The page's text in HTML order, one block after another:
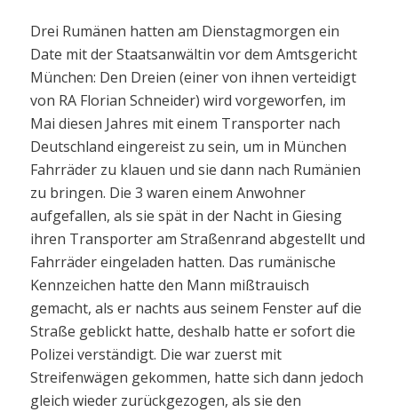
Drei Rumänen hatten am Dienstagmorgen ein
Date mit der Staatsanwältin vor dem Amtsgericht
München: Den Dreien (einer von ihnen verteidigt
von RA Florian Schneider) wird vorgeworfen, im
Mai diesen Jahres mit einem Transporter nach
Deutschland eingereist zu sein, um in München
Fahrräder zu klauen und sie dann nach Rumänien
zu bringen. Die 3 waren einem Anwohner
aufgefallen, als sie spät in der Nacht in Giesing
ihren Transporter am Straßenrand abgestellt und
Fahrräder eingeladen hatten. Das rumänische
Kennzeichen hatte den Mann mißtrauisch
gemacht, als er nachts aus seinem Fenster auf die
Straße geblickt hatte, deshalb hatte er sofort die
Polizei verständigt. Die war zuerst mit
Streifenwägen gekommen, hatte sich dann jedoch
gleich wieder zurückgezogen, als sie den